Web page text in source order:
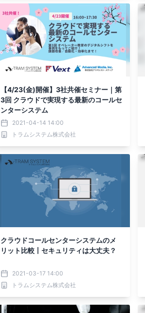
【4/23(金)開催】3社共催セミナー｜第
3回 クラウドで実現する最新のコールセ
ンターシステム
2021-04-14 14:00
トラムシステム株式会社
クラウドコールセンターシステムのメ
リット比較丨セキュリティは大丈夫？
2021-03-17 14:00
トラムシステム株式会社